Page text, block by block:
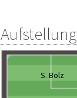
Aufstellung
S. Bolz